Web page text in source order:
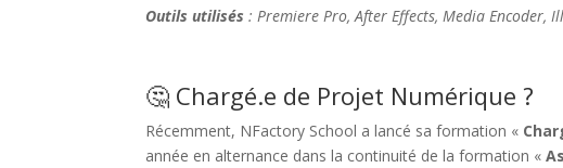
Outils utilisés : Premiere Pro, After Effects, Media Encoder,
🤔 Chargé.e de Projet Numérique ?
Récemment, NFactory School a lancé sa formation «
année en alternance dans la continuité de la formation «